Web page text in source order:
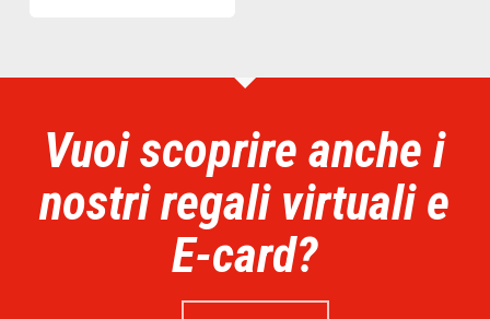
Vuoi scoprire anche i
nostri regali virtuali e
E-card?